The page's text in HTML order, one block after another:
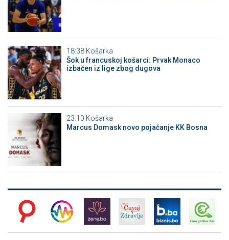
18:38 Košarka
Šok u francuskoj košarci: Prvak Monaco
izbačen iz lige zbog dugova
23:10 Košarka
Marcus Domask novo pojačanje KK Bosna